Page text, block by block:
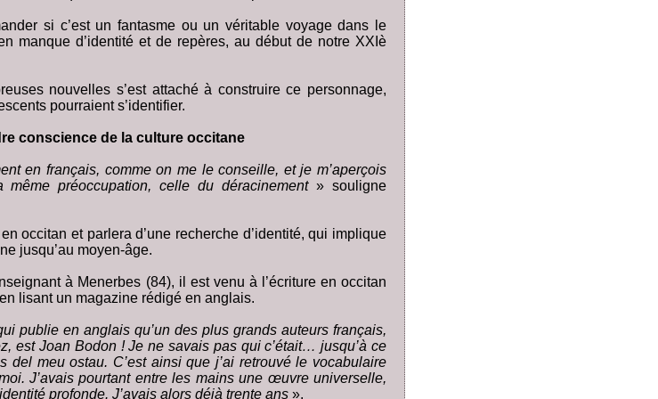
si c’est un fantasme ou un véritable voyage dans le
manque d’identité et de repères, au début de notre XXIè
nouvelles s’est attaché à construire ce personnage,
pourraient s’identifier.
conscience de la culture occitane
en français, comme on me le conseille, et je m’aperçois
préoccupation, celle du déracinement» souligne
occitan et parlera d’une recherche d’identité, qui implique
jusqu’au moyen-âge.
à Menerbes (84), il est venu à l’écriture en occitan
lisant un magazine rédigé en anglais.
publie en anglais qu’un des plus grands auteurs français,
est Joan Bodon ! Je ne savais pas qui c’était… jusqu’à ce
del meu ostau. C’est ainsi que j’ai retrouvé le vocabulaire
J’avais pourtant entre les mains une œuvre universelle,
profonde. J’avais alors déjà trente ans ».